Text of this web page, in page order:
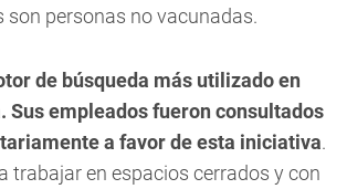
son personas no vacunadas.
de búsqueda más utilizado en
Sus empleados fueron consultados
a favor de esta iniciativa.
trabajar en espacios cerrados y con